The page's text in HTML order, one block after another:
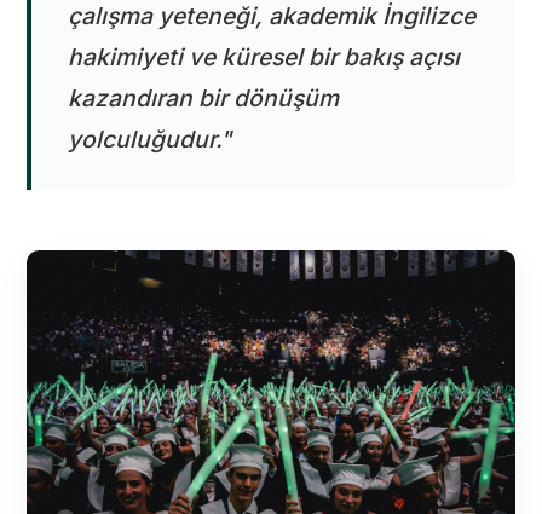
çalışma yeteneği, akademik İngilizce
hakimiyeti ve küresel bir bakış açısı
kazandıran bir dönüşüm
yolculuğudur."